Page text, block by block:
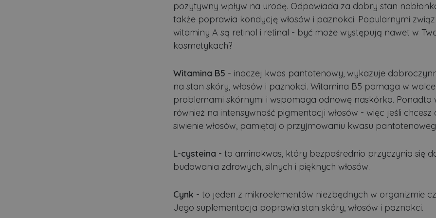
pozytywny wpływ na urodę. Odpowiada za dobry stan
także poprawia kondycję włosów i paznokci. Popularnymi
witaminy A są retinol i retinal - być może występują nawet w
kosmetykach?
Witamina B5 - inaczej kwas pantotenowy, wykazuje
na stan skóry, włosów i paznokci. Witamina B5 pomaga w
problemami skórnymi i wspomaga odnowę naskórka. Ponadto
również na intensywność pigmentacji włosów - więc jeśli chcesz
siwienie włosów, pamiętaj o przyjmowaniu kwasu
L-cysteina - to aminokwas, który bezpośrednio przyczynia się
budowania zdrowych, silnych i pięknych włosów.
Cynk - to jeden z mikroelementów niezbędnych w organizmie
Jego suplementacja poprawia stan skóry, włosów i paznokci.
Nazwa
Domena
Okres
przechowywania
Opis
.lubartow24.pl
4 minuty 57
sekund
Plik niezbędny do prawidłowego
CookieScriptConsent
VISITOR_PRIVACY_METADATA
YouTube
.youtube.com
5 miesięcy 4
tygodnie
Ten plik cookie jest używany do
użytkownika i wyboru prywatności dla
Rejestruje dane dotyczące zgody
polityki i ustawienia prywatności,
preferencje zostaną uhonorowane w
.lubartow24.pl
Cookie generowane przez aplikacje
to identyfikator ogólnego przeznaczenia
użytkownika między stronami.
.lubartow24.pl
4 minuty 57
Plik niezbędny do prawidłowego
Dostawca /
Okres
Nazwa Dostawca /Domena Okres przechowywania
Dostawca / Domena Okres
Polityce prywatności Google